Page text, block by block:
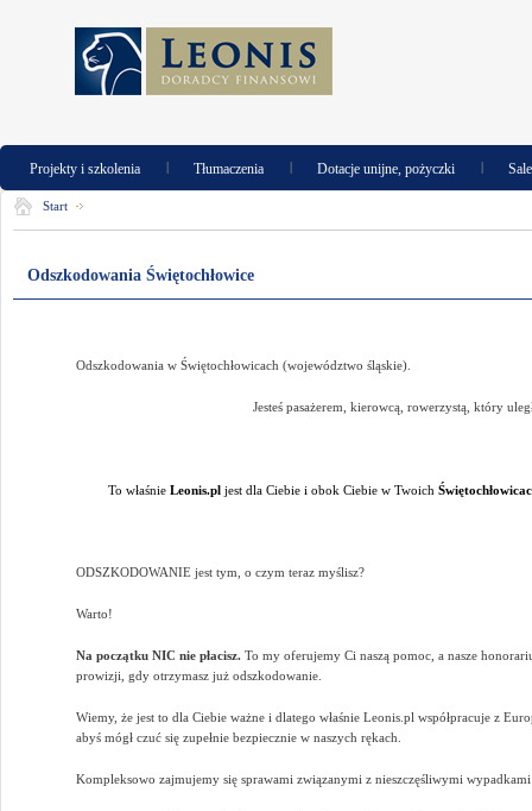
Projekty i szkolenia | Tłumaczenia | Dotacje unijne, pożyczki |
Start
Odszkodowania Świętochłowice
Odszkodowania w Świętochłowicach (województwo śląskie).
Jesteś pasażerem, kierowcą, rowerzystą, który
To właśnie Leonis.pl jest dla Ciebie i obok Ciebie w Twoich
ODSZKODOWANIE jest tym, o czym teraz myślisz?
Warto!
Na początku NIC nie płacisz. To my oferujemy Ci naszą pomoc, a nasze
prowizji, gdy otrzymasz już odszkodowanie.
Wiemy, że jest to dla Ciebie ważne i dlatego właśnie Leonis.pl współpracuje z
abyś mógł czuć się zupełnie bezpiecznie w naszych rękach.
Kompleksowo zajmujemy się sprawami związanymi z nieszczęśliwymi wypadkami